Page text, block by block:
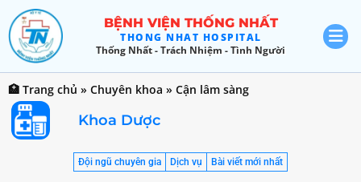
BỆNH VIỆN THỐNG NHẤT
THONG NHAT HOSPITAL
Thống Nhất - Trách Nhiệm - Tình Người
🏥 Trang chủ » Chuyên khoa » Cận lâm sàng
Khoa Dược
Đội ngũ chuyên gia Dịch vụ Bài viết mới nhất